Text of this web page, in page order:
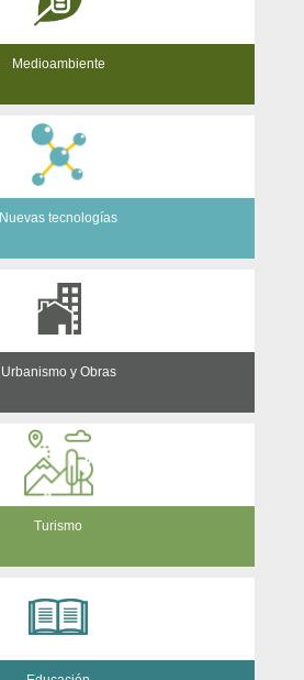
Medioambiente
Nuevas tecnologías
Urbanismo y Obras
Turismo